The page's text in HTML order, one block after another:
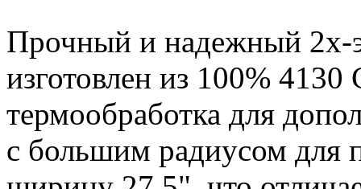
Прочный и надежный 2х-
изготовлен из 100% 4130
термообработка для
с большим радиусом для